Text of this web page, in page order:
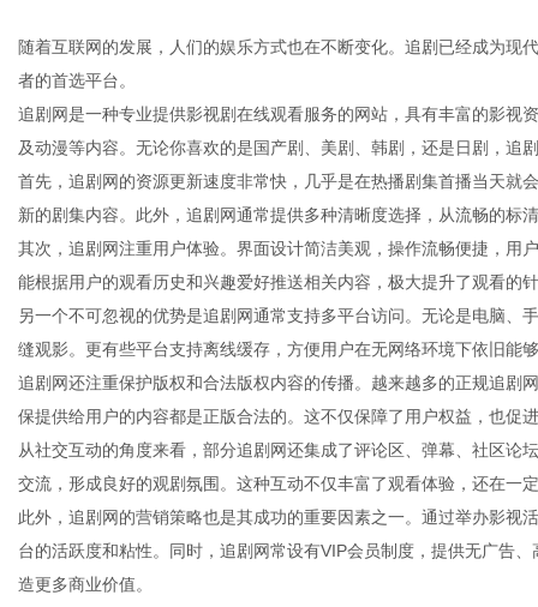
随着互联网的发展，人们的娱乐方式也在不断变化。追剧已经成为现
者的首选平台。
追剧网是一种专业提供影视剧在线观看服务的网站，具有丰富的影视
及动漫等内容。无论你喜欢的是国产剧、美剧、韩剧，还是日剧，追
首先，追剧网的资源更新速度非常快，几乎是在热播剧集首播当天就
新的剧集内容。此外，追剧网通常提供多种清晰度选择，从流畅的标
其次，追剧网注重用户体验。界面设计简洁美观，操作流畅便捷，用
能根据用户的观看历史和兴趣爱好推送相关内容，极大提升了观看的
另一个不可忽视的优势是追剧网通常支持多平台访问。无论是电脑、
缝观影。更有些平台支持离线缓存，方便用户在无网络环境下依旧能
追剧网还注重保护版权和合法版权内容的传播。越来越多的正规追剧
保提供给用户的内容都是正版合法的。这不仅保障了用户权益，也促
从社交互动的角度来看，部分追剧网还集成了评论区、弹幕、社区论
交流，形成良好的观剧氛围。这种互动不仅丰富了观看体验，还在一
此外，追剧网的营销策略也是其成功的重要因素之一。通过举办影视
台的活跃度和粘性。同时，追剧网常设有VIP会员制度，提供无广告
造更多商业价值。